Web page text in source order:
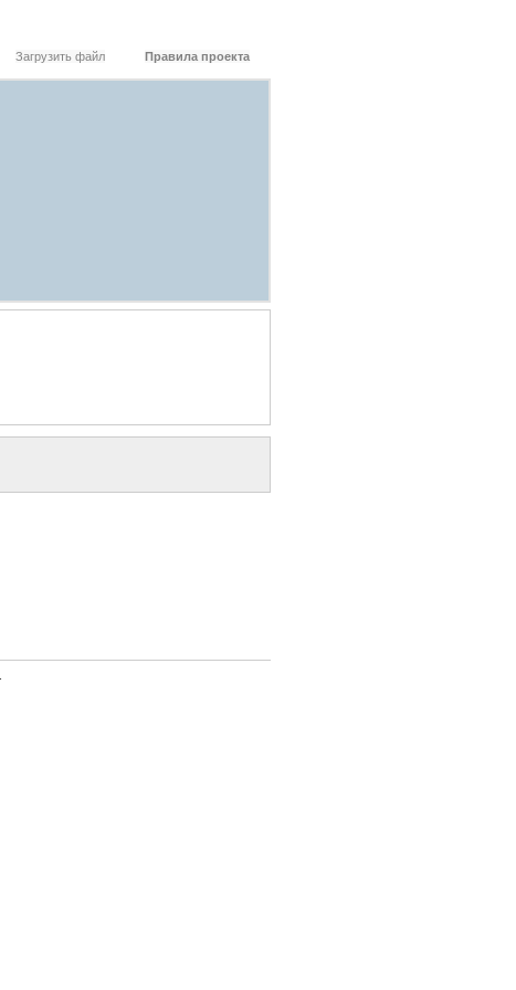
Загрузить файл Правила проекта